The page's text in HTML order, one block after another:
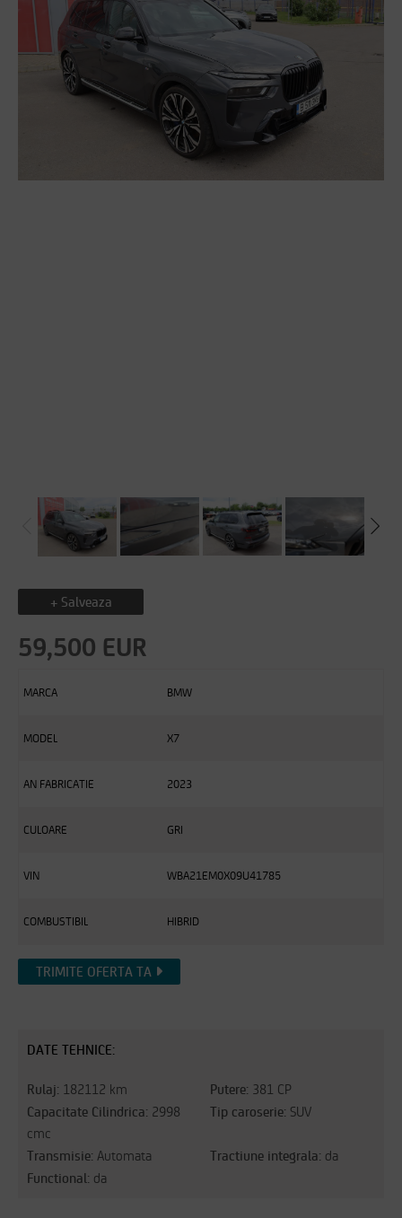
+ Salveaza
59,500 EUR
MARCA BMW
MODEL X7
AN FABRICATIE 2023
CULOARE GRI
VIN WBA21EM0X09U41785
COMBUSTIBIL HIBRID
TRIMITE OFERTA TA
DATE TEHNICE:
Rulaj: 182112 km Putere: 381 CP
Capacitate Cilindrica: 2998
cmc
Tip caroserie: SUV
Transmisie: Automata Tractiune integrala: da
Functional: da